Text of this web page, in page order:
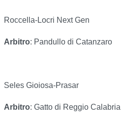
Roccella-Locri Next Gen
Arbitro: Pandullo di Catanzaro
Seles Gioiosa-Prasar
Arbitro: Gatto di Reggio Calabria